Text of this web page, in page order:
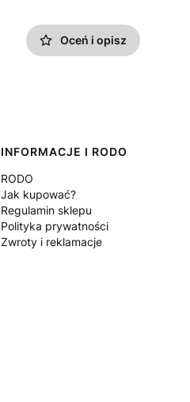
Oceń i opisz
INFORMACJE I RODO
RODO
Jak kupować?
Regulamin sklepu
Polityka prywatności
Zwroty i reklamacje